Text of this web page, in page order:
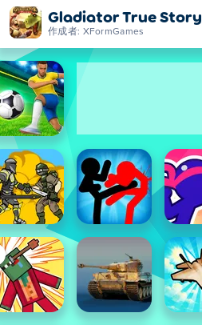
Gladiator True Story
作成者: XFormGames